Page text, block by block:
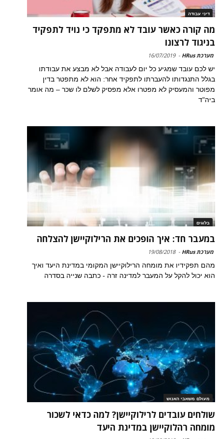
דיני עבודה
מה קורה כאשר עובד לא מתפקד כי נויד לתפקיד
בניגוד לרצונו
מערכת HRus -
16/07/2019
יש לכם עובד שמגיע כל יום לעבודה אבל לא מבצע את עבודתו
בגלל התנגדותו להעברתו לתפקיד אחר: הוא לא מתפטר בדין
מפוטר והמעסיק לא מפטרו אלא מפסיק לשלם לו שכר – מה אומר
ביה"ד
בלוגים
במעבר חד: איך הופכים את הרילוקיישן להצלחה
מערכת HRus -
19/08/2018
מהם תפקידיו את מומחה הרילוקיישן המקומי במדינת היעד ואיך
הוא יכול להקל על המעבר למדינה זרה - כתבה שנייה בסדרה
מעולם משאבי האנוש
שולחים עובדים לרילוקיישן? למה כדאי לשכור
מומחה רהלוקיישן במדינת היעד